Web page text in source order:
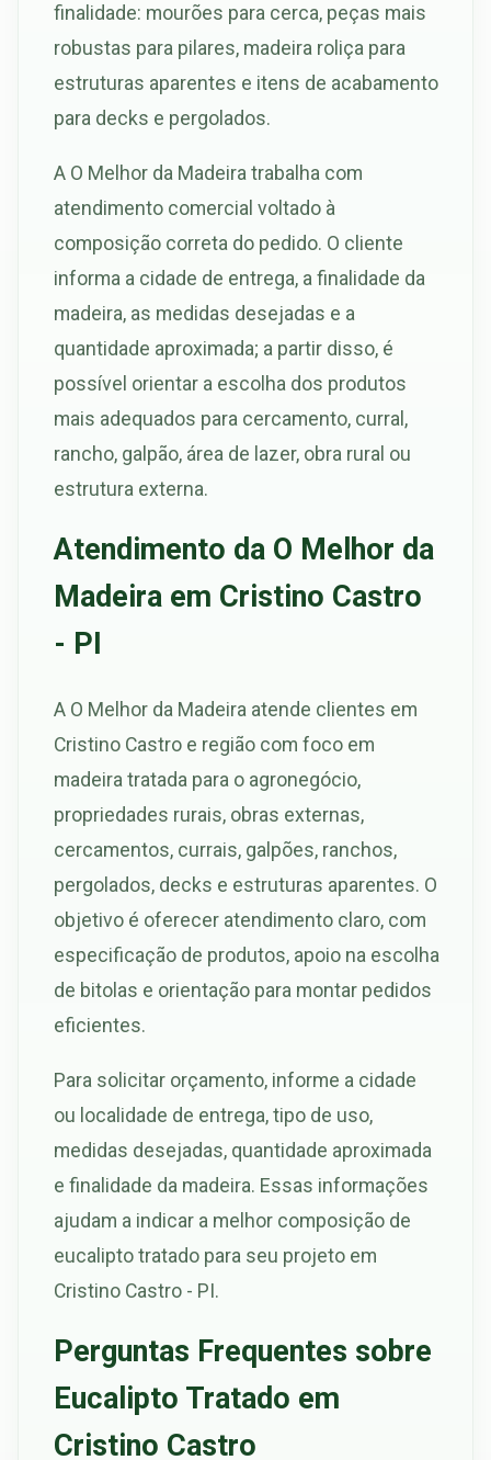
finalidade: mourões para cerca, peças mais
robustas para pilares, madeira roliça para
estruturas aparentes e itens de acabamento
para decks e pergolados.
A O Melhor da Madeira trabalha com
atendimento comercial voltado à
composição correta do pedido. O cliente
informa a cidade de entrega, a finalidade da
madeira, as medidas desejadas e a
quantidade aproximada; a partir disso, é
possível orientar a escolha dos produtos
mais adequados para cercamento, curral,
rancho, galpão, área de lazer, obra rural ou
estrutura externa.
Atendimento da O Melhor da
Madeira em Cristino Castro
- PI
A O Melhor da Madeira atende clientes em
Cristino Castro e região com foco em
madeira tratada para o agronegócio,
propriedades rurais, obras externas,
cercamentos, currais, galpões, ranchos,
pergolados, decks e estruturas aparentes. O
objetivo é oferecer atendimento claro, com
especificação de produtos, apoio na escolha
de bitolas e orientação para montar pedidos
eficientes.
Para solicitar orçamento, informe a cidade
ou localidade de entrega, tipo de uso,
medidas desejadas, quantidade aproximada
e finalidade da madeira. Essas informações
ajudam a indicar a melhor composição de
eucalipto tratado para seu projeto em
Cristino Castro - PI.
Perguntas Frequentes sobre
Eucalipto Tratado em
Cristino Castro